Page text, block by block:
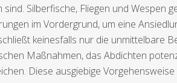
Silberfische, Fliegen und Wespen
im Vordergrund, um eine
keinesfalls nur die unmittelbare
Maßnahmen, das Abdichten
Diese ausgiebige